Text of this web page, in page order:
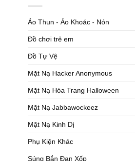
Áo Thun - Áo Khoác - Nón
Đồ chơi trẻ em
Đồ Tự Vệ
Mặt Nạ Hacker Anonymous
Mặt Nạ Hóa Trang Halloween
Mặt Nạ Jabbawockeez
Mặt Nạ Kinh Dị
Phụ Kiện Khác
Súng Bắn Đạn Xốp